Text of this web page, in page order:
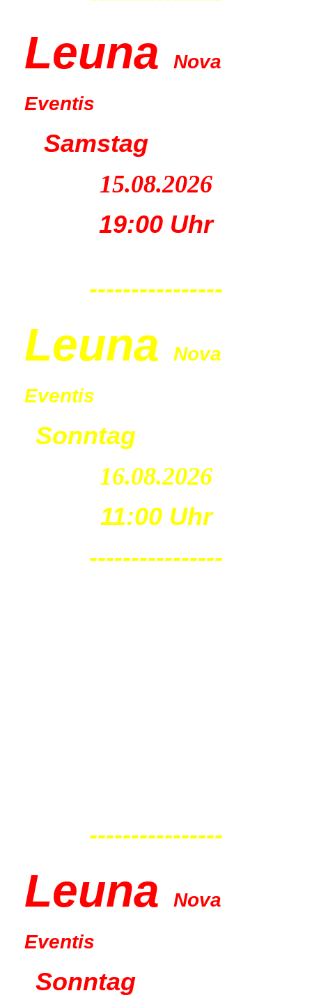
Leuna
Nova
Eventis
Samstag
15.08.2026
19:00 Uhr
----------------
Leuna
Nova
Eventis
Sonntag
16.08.2026
11:00 Uhr
----------------
----------------
Leuna
Nova
Eventis
Sonntag